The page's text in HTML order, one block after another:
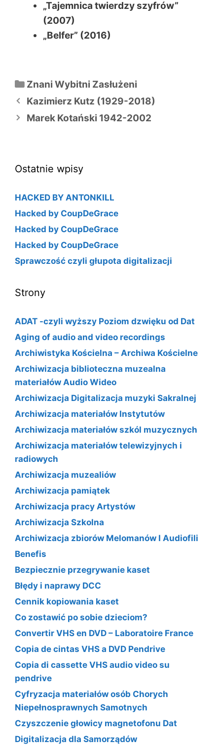
„Tajemnica twierdzy szyfrów”
(2007)
„Belfer” (2016)
Kategorie
Znani Wybitni Zasłużeni
Nawigacja
wpisu
Kazimierz Kutz (1929-2018)
Marek Kotański 1942-2002
Ostatnie wpisy
HACKED BY ANTONKILL
Hacked by CoupDeGrace
Hacked by CoupDeGrace
Hacked by CoupDeGrace
Sprawczość czyli głupota digitalizacji
Strony
ADAT -czyli wyższy Poziom dzwięku od Dat
Aging of audio and video recordings
Archiwistyka Kościelna – Archiwa Kościelne
Archiwizacja biblioteczna muzealna
materiałów Audio Wideo
Archiwizacja Digitalizacja muzyki Sakralnej
Archiwizacja materiałów Instytutów
Archiwizacja materiałów szkól muzycznych
Archiwizacja materiałów telewizyjnych i
radiowych
Archiwizacja muzealiów
Archiwizacja pamiątek
Archiwizacja pracy Artystów
Archiwizacja Szkolna
Archiwizacja zbiorów Melomanów I Audiofili
Benefis
Bezpiecznie przegrywanie kaset
Błędy i naprawy DCC
Cennik kopiowania kaset
Co zostawić po sobie dzieciom?
Convertir VHS en DVD – Laboratoire France
Copia de cintas VHS a DVD Pendrive
Copia di cassette VHS audio video su
pendrive
Cyfryzacja materiałów osób Chorych
Niepełnosprawnych Samotnych
Czyszczenie głowicy magnetofonu Dat
Digitalizacja dla Samorządów